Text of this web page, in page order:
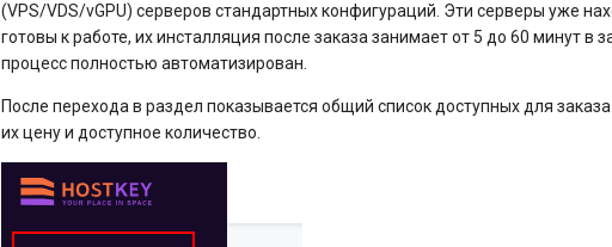
(VPS/VDS/vGPU) серверов стандартных конфигураций. Эти серверы уже
готовы к работе, их инсталляция после заказа занимает от 5 до 60 минут в
процесс полностью автоматизирован.
После перехода в раздел показывается общий список доступных для
их цену и доступное количество.